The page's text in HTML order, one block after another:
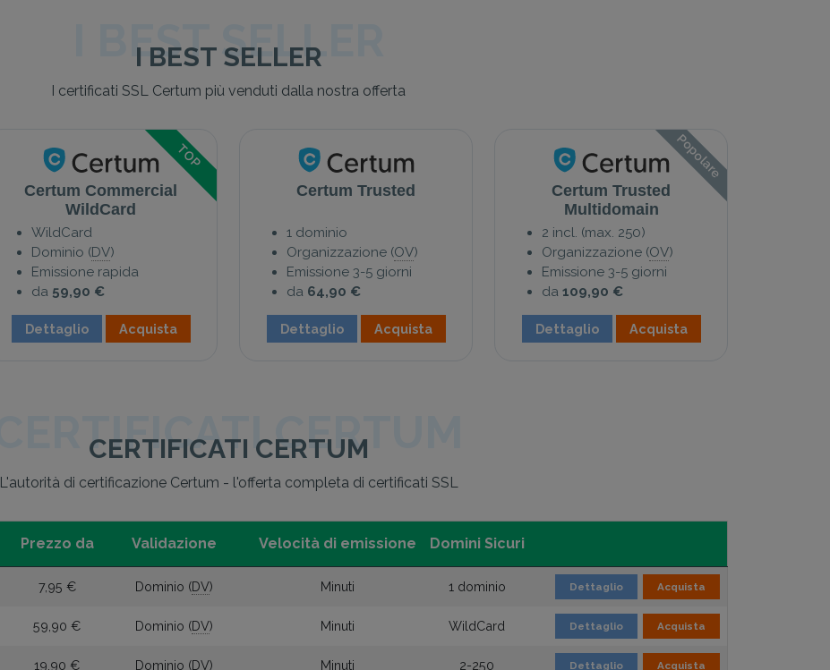
I BEST SELLER
I BEST SELLER
I certificati SSL Certum più venduti dalla nostra offerta
TOP
Certum Commercial
WildCard
WildCard
Dominio (DV)
Emissione rapida
da 59,90 €
Dettaglio Acquista
Certum Trusted
1 dominio
Organizzazione (OV)
Emissione 3-5 giorni
da 64,90 €
Dettaglio Acquista
Popolare
Certum Trusted
Multidomain
2 incl. (max. 250)
Organizzazione (OV)
Emissione 3-5 giorni
da 109,90 €
Dettaglio Acquista
CERTIFICATI CERTUM
CERTIFICATI CERTUM
L'autorità di certificazione Certum - l'offerta completa di certificati SSL
Prezzo da Validazione Velocità di emissione Domini Sicuri
7,95 € Dominio (DV) Minuti 1 dominio Dettaglio Acquista
59,90 € Dominio (DV) Minuti WildCard Dettaglio Acquista
19,90 € Dominio (DV) Minuti 2-250 Dettaglio Acquista